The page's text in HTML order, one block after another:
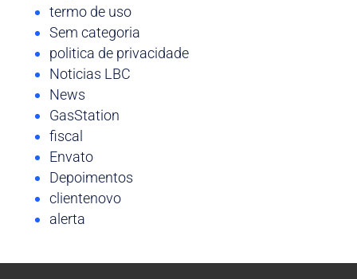
termo de uso
Sem categoria
politica de privacidade
Noticias LBC
News
GasStation
fiscal
Envato
Depoimentos
clientenovo
alerta